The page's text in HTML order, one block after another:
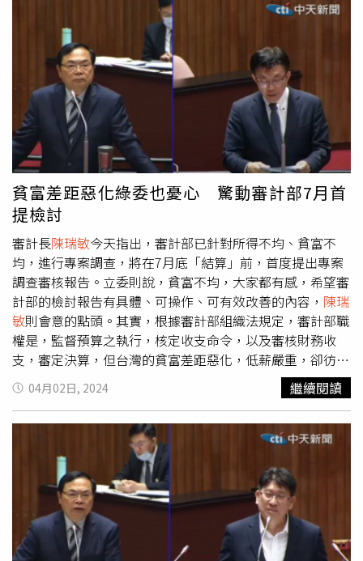
=約4.04萬元/(坪/月)），平均每坪的裝潢費用達到4萬元。
張啓楷還說，除了數位發展部外，其他部門的辦公室租金也
不菲，國內外辦公室的租金預算總額高達18億元，其中，近
期鬧得沸沸揚揚的數發部的租金預算在國內只排第六，居冠
者為外交部國外地區辦公室租金，竟高達9億元。對於這一
情況，張啓楷建議，政府應該重新檢視各部門的辦公室租金
支出，並尋找節省成本的辦公室選擇，他舉例，立法院長韓
國瑜長期是在原台北第二女高的老舊校舍中辦公，但數發部
如今卻在租金高昂的新光大樓辦公，他嘆：「韓院長能，唐
部長為何不能？」張啓楷要求審計部，全面清查目前中央各
部會辦公室外租狀況，並尋找如舊財政大樓、閒置學校校舍
等空間，皆為考量為部會辦公地點，以樽節租金，節省公
帑，他也表示，因數發部新光大樓的租約也有但書，未來若
有合適的辦公場域，可以在半年預告期後搬出。對於張啓楷
的提議，審計長 陳瑞敏承諾將會全力協助尋找數位發展部新
的辦公室，以節省公帑，減輕人民的負擔。
貧富差距惡化綠委也憂心 驚動審計部7月首
提檢討
審計長陳瑞敏今天指出，審計部已針對所得不均、貧富不
均，進行專案調查，將在7月底「結算」前，首度提出專案
調查審核報告。立委則說，貧富不均，大家都有感，希望審
計部的檢討報告有具體、可操作、可有效改善的內容， 陳瑞
敏則會意的點頭。其實，根據審計部組織法規定，審計部職
權是，監督預算之執行，核定收支命令，以及審核財務收
支，審定決算，但台灣的貧富差距惡化，低薪嚴重，卻彷彿
沒有任何行政機關職司此事，與周邊國家薪資相較的惡化程
度，也未見明顯改善，連綠營自家立委都看不下去，只能問
原本不管預算編列、負責監督的審計部該怎麼辦？民進黨立
委郭國文今天在質詢審計長
時說，根據審計長１１０
年的報告顯示，受雇人員佔GDP比例不斷下滑，企業盈餘佔
GDP比卻持續增加，他認為這就是貧富差距的根本原因，他
同時引用媒體報導，中國信託「2024台灣超高資產客群財
富洞察報告」顯示，全台總資產達到1億元以上的人共計約
11萬人，其中7千人資產達10億以上，總持有財產高達32萬
兆，約有69％的年齡在55歲以上。反觀30歲以下的勞工朋
04月02日, 2024 繼續閱讀